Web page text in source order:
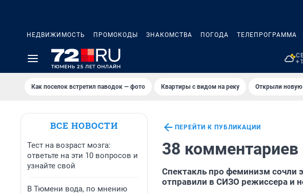
НЕДВИЖИМОСТЬ ПРОМОКОДЫ ЗНАКОМСТВА ПОГОДА ТЕЛЕПРОГРАММА
Как поселок встретил паводок — фото Квартиры с видом на реку Открыли новую
ВСЕ НОВОСТИ
Тест на возраст мозга:
ответьте на эти 10 вопросов и
узнайте свой
В Тюмени вода, по мнению
ПЕРЕЙТИ К ПУБЛИКАЦИИ
38 комментариев
Спектакль про феминизм сочли
отправили в СИЗО режиссера и